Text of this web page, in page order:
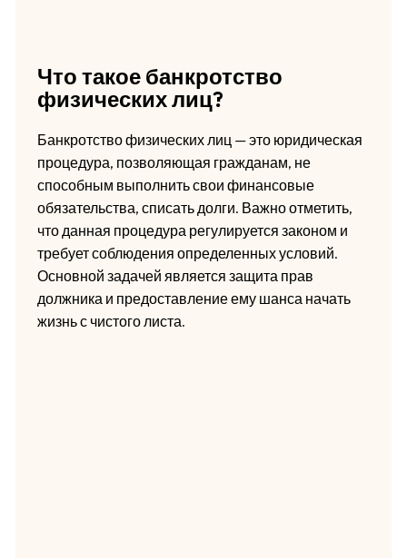
Что такое банкротство
физических лиц?
Банкротство физических лиц — это юридическая
процедура, позволяющая гражданам, не
способным выполнить свои финансовые
обязательства, списать долги. Важно отметить,
что данная процедура регулируется законом и
требует соблюдения определенных условий.
Основной задачей является защита прав
должника и предоставление ему шанса начать
жизнь с чистого листа.